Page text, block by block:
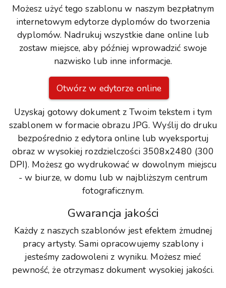
Możesz użyć tego szablonu w naszym bezpłatnym
internetowym edytorze dyplomów do tworzenia
dyplomów. Nadrukuj wszystkie dane online lub
zostaw miejsce, aby później wprowadzić swoje
nazwisko lub inne informacje.
Otwórz w edytorze online
Uzyskaj gotowy dokument z Twoim tekstem i tym
szablonem w formacie obrazu JPG. Wyślij do druku
bezpośrednio z edytora online lub wyeksportuj
obraz w wysokiej rozdzielczości 3508x2480 (300
DPI). Możesz go wydrukować w dowolnym miejscu
- w biurze, w domu lub w najbliższym centrum
fotograficznym.
Gwarancja jakości
Każdy z naszych szablonów jest efektem żmudnej
pracy artysty. Sami opracowujemy szablony i
jesteśmy zadowoleni z wyniku. Możesz mieć
pewność, że otrzymasz dokument wysokiej jakości.